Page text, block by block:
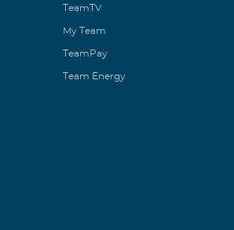
TeamTV
My Team
TeamPay
Team Energy